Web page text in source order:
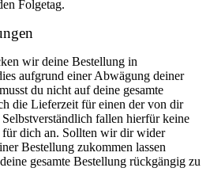
Folgetag.
wir deine Bestellung in
aufgrund einer Abwägung deiner
du nicht auf deine gesamte
die Lieferzeit für einen der von dir
fallen hierfür keine
für dich an. Sollten wir dir wider
Bestellung zukommen lassen
gesamte Bestellung rückgängig zu